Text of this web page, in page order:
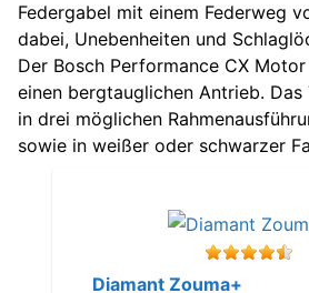
Federgabel mit einem Federweg
dabei, Unebenheiten und
Der Bosch Performance CX
einen bergtauglichen Antrieb. Das
in drei möglichen
sowie in weißer oder schwarzer
Diamant Zouma+